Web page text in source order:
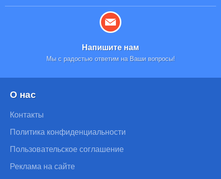
Напишите нам
Мы с радостью ответим на Ваши вопросы!
О нас
Контакты
Политика конфиденциальности
Пользовательское соглашение
Реклама на сайте